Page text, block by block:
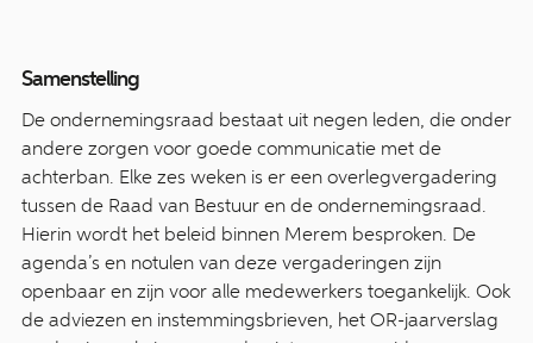
Samenstelling
De ondernemingsraad bestaat uit negen leden, die onder
andere zorgen voor goede communicatie met de
achterban. Elke zes weken is er een overlegvergadering
tussen de Raad van Bestuur en de ondernemingsraad.
Hierin wordt het beleid binnen Merem besproken. De
agenda’s en notulen van deze vergaderingen zijn
openbaar en zijn voor alle medewerkers toegankelijk. Ook
de adviezen en instemmingsbrieven, het OR-jaarverslag